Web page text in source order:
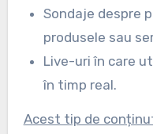
Sondaje despre
produsele sau
Live-uri în care
în timp real.
Acest tip de